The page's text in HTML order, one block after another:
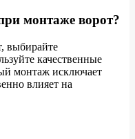
монтаже ворот?
выбирайте
качественные
монтаж исключает
влияет на